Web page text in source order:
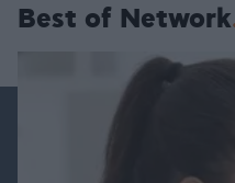
Best of Network